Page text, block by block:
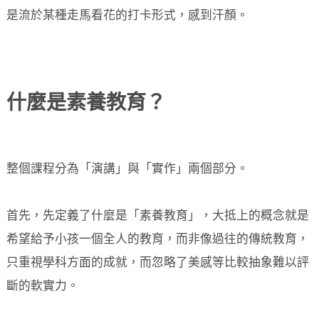
是流於某種走馬看花的打卡形式，感到汗顏。
什麼是素養教育？
整個課程分為「演講」與「實作」兩個部分。
首先，先定義了什麼是「素養教育」，大抵上的概念就是
希望給予小孩一個全人的教育，而非像過往的傳統教育，
只重視學科方面的成就，而忽略了美感等比較抽象難以評
斷的軟實力。